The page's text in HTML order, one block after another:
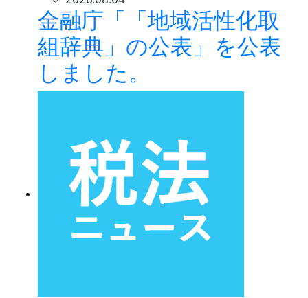
金融庁「「地域活性化取
組辞典」の公表」を公表
しました。